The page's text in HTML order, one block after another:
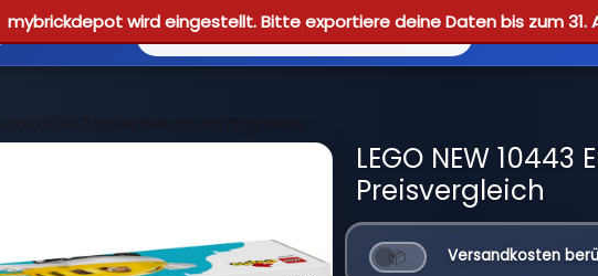
mybrickdepot wird eingestellt. Bitte exportiere deine Daten bis zum 31.
LEGO 10443 Erster Besuch im Flughafen
LEGO NEW
Preisvergleich
Versandkosten